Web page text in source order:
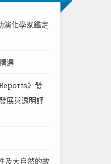
演化學家鑑定
選
》發
展與透明評
及大自然的故